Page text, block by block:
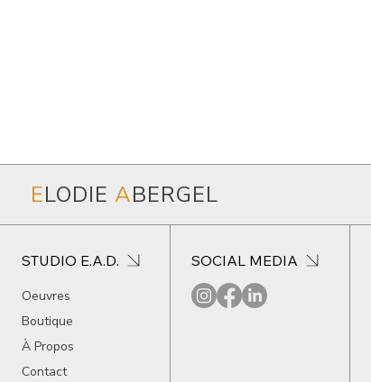
ELODIE ABERGEL
STUDIO E.A.D.
Oeuvres
Boutique
À Propos
Contact
SOCIAL MEDIA